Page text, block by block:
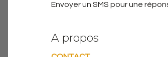
Envoyer un SMS pour une
A propos